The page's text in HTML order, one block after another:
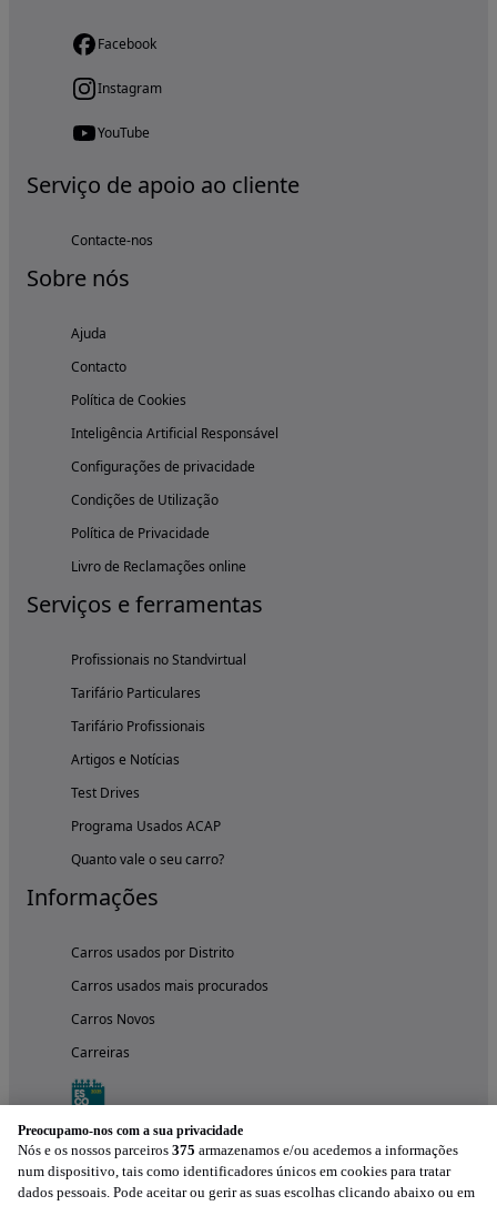
Facebook
Instagram
YouTube
Serviço de apoio ao cliente
Contacte-nos
Sobre nós
Ajuda
Contacto
Política de Cookies
Inteligência Artificial Responsável
Configurações de privacidade
Condições de Utilização
Política de Privacidade
Livro de Reclamações online
Serviços e ferramentas
Profissionais no Standvirtual
Tarifário Particulares
Tarifário Profissionais
Artigos e Notícias
Test Drives
Programa Usados ACAP
Quanto vale o seu carro?
Informações
Carros usados por Distrito
Carros usados mais procurados
Carros Novos
Carreiras
Preocupamo-nos com a sua privacidade
Nós e os nossos parceiros 375 armazenamos e/ou acedemos a informações
num dispositivo, tais como identificadores únicos em cookies para tratar
dados pessoais. Pode aceitar ou gerir as suas escolhas clicando abaixo ou em